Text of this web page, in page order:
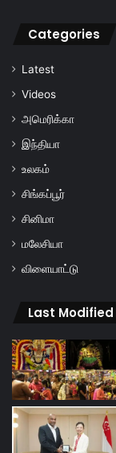
Categories
Latest
Videos
அமெரிக்கா
இந்தியா
உலகம்
சிங்கப்பூர்
சினிமா
மலேசியா
விளையாட்டு
Last